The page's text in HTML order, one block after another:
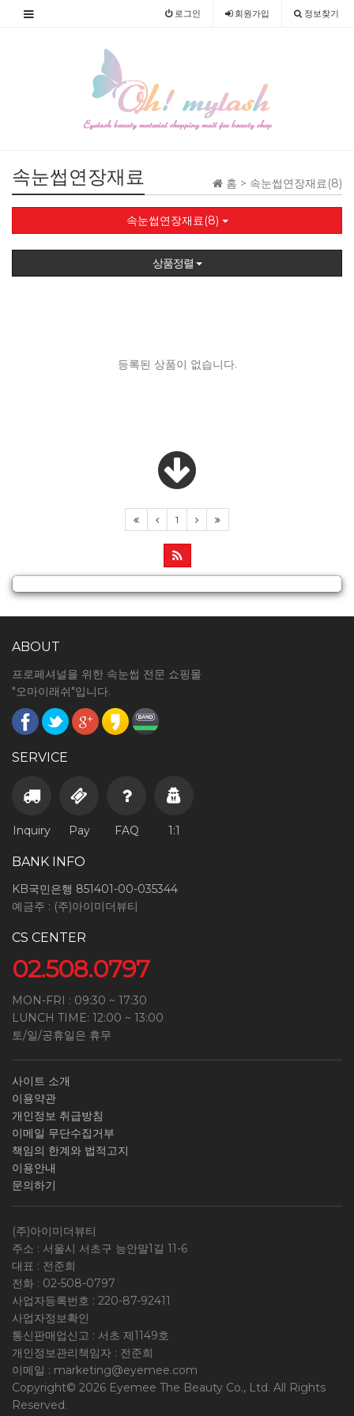
로그인 회원가입 정보찾기
홈 > 속눈썹연장재료(8)
속눈썹연장재료
속눈썹연장재료(8)
상품정렬
등록된 상품이 없습니다.
1
ABOUT
프로페셔널을 위한 속눈썹 전문 쇼핑몰
"오마이래쉬"입니다.
SERVICE
Inquiry Pay FAQ 1:1
BANK INFO
KB국민은행 851401-00-035344
예금주 : (주)아이미더뷰티
CS CENTER
02.508.0797
MON-FRI : 09:30 ~ 17:30
LUNCH TIME: 12:00 ~ 13:00
토/일/공휴일은 휴무
사이트 소개
이용약관
개인정보 취급방침
이메일 무단수집거부
책임의 한계와 법적고지
이용안내
문의하기
(주)아이미더뷰티
주소 : 서울시 서초구 능안말1길 11-6
대표 : 전준희
전화 : 02-508-0797
사업자등록번호 : 220-87-92411
사업자정보확인
통신판매업신고 : 서초 제1149호
개인정보관리책임자 : 전준희
이메일 : marketing@eyemee.com
Copyright© 2026 Eyemee The Beauty Co., Ltd. All Rights
Reserved.